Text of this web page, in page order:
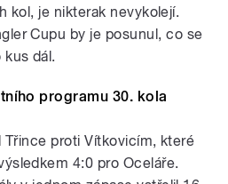
kol, je nikterak nevykolejí.
Cupu by je posunul, co se
dál.
programu 30. kola
proti Vítkovicím, které
4:0 pro Oceláře.